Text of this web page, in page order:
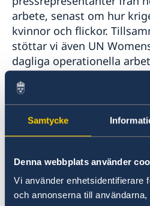
Samtycke
Denna webbplats använder
Vi använder enhetsidentifierare
och annonserna till
arbete, senast om hur
kvinnor och flickor.
stöttar vi även UN
dagliga operationella
regelbundet resor till
konflikthärdar för att se
plats. En dag på fältet
besök och möten med
minst med de lokala
oförtröttliga engagemang
omständigheterna är